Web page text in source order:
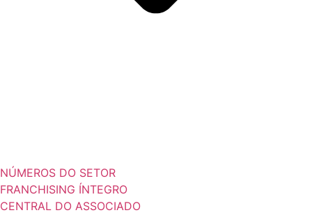
NÚMEROS DO SETOR
FRANCHISING ÍNTEGRO
CENTRAL DO ASSOCIADO